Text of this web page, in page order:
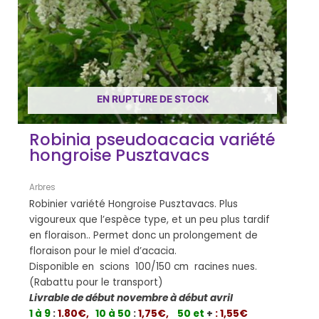
EN RUPTURE DE STOCK
Robinia pseudoacacia variété
hongroise Pusztavacs
Arbres
Robinier variété Hongroise Pusztavacs. Plus
vigoureux que l’espèce type, et un peu plus tardif
en floraison.. Permet donc un prolongement de
floraison pour le miel d’acacia.
Disponible en scions 100/150 cm racines nues.
(Rabattu pour le transport)
Livrable de début novembre à début avril
1 à 9 :1.80€, 10 à 50 :1,75€, 50 et + : 1,55€